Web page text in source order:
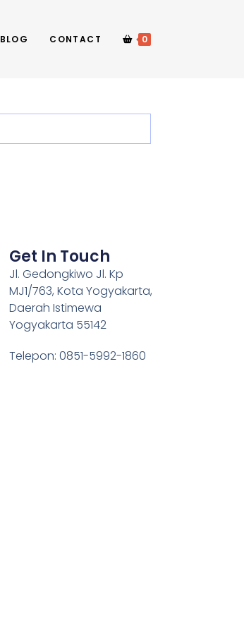
BLOG CONTACT 0
Get In Touch
Jl. Gedongkiwo Jl. Kp
MJ1/763, Kota Yogyakarta,
Daerah Istimewa
Yogyakarta 55142
Telepon: 0851-5992-1860